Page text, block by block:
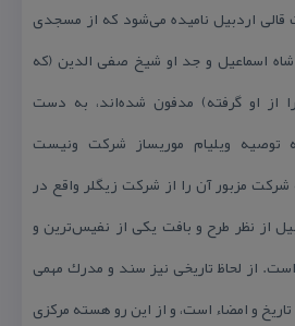
اردبیل نامیده می‌شود كه از مسجدی
اسماعیل و جد او شیخ صفی الدین (كه
از او گرفته) مدفون شده‌اند، به دست
توصیه ویلیام موریساز شركت ونیست
مزبور آن را از شركت زیگلر واقع در
از نظر طرح و بافت یكی از نفیس‌ترین و
از لحاظ تاریخی نیز سند و مدرك مهمی
و امضاء است، و از این رو هسته مركزی